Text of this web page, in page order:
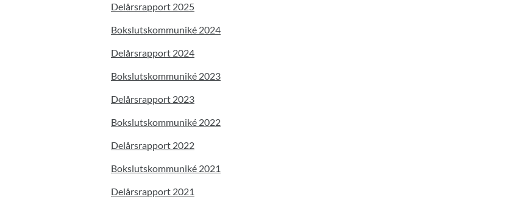
Delårsrapport 2025
Bokslutskommuniké 2024
Delårsrapport 2024
Bokslutskommuniké 2023
Delårsrapport 2023
Bokslutskommuniké 2022
Delårsrapport 2022
Bokslutskommuniké 2021
Delårsrapport 2021